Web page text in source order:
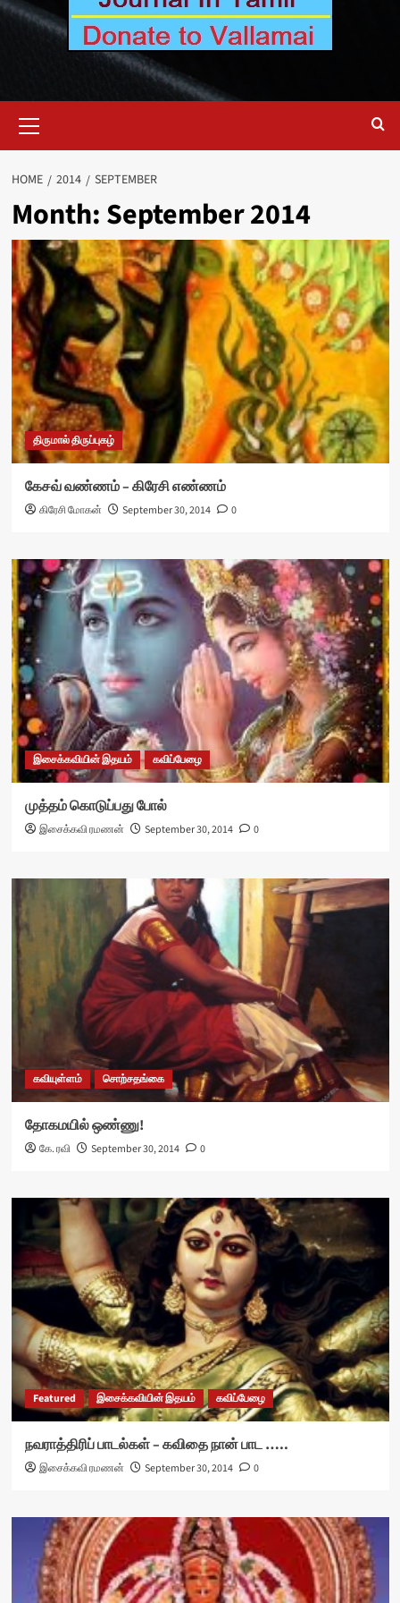
Menu
HOME 2014 SEPTEMBER
Month:September 2014
திருமால் திருப்புகழ்
கேசவ் வண்ணம் – கிரேசி எண்ணம்
கிரேசி மோகன் September 30, 2014 0
இசைக்கவியின் இதயம் கவிப்பேழை
முத்தம் கொடுப்பது போல்
இசைக்கவி ரமணன் September 30, 2014 0
கவியுள்ளம் சொற்சதங்கை
தோகமயில் ஒண்ணு!
கே. ரவி September 30, 2014 0
Featured இசைக்கவியின் இதயம் கவிப்பேழை
நவராத்திரிப் பாடல்கள் – கவிதை நான் பாட …..
இசைக்கவி ரமணன் September 30, 2014 0